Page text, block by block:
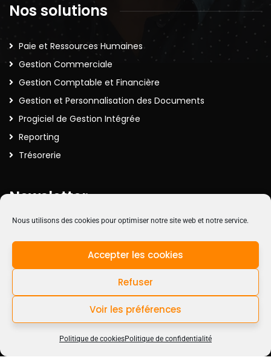
Nous utilisons des cookies pour optimiser notre site web et notre service.
Accepter les cookies
Refuser
Voir les préférences
Politique de cookiesPolitique de confidentialité
Nos solutions
Paie et Ressources Humaines
Gestion Commerciale
Gestion Comptable et Financière
Gestion et Personnalisation des Documents
Progiciel de Gestion Intégrée
Reporting
Trésorerie
Newsletter
Contactez-nous
Open